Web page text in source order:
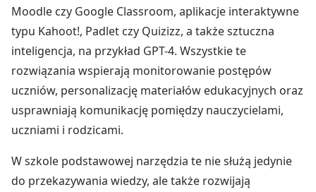
Moodle czy Google Classroom, aplikacje interaktywne
typu Kahoot!, Padlet czy Quizizz, a także sztuczna
inteligencja, na przykład GPT-4. Wszystkie te
rozwiązania wspierają monitorowanie postępów
uczniów, personalizację materiałów edukacyjnych oraz
usprawniają komunikację pomiędzy nauczycielami,
uczniami i rodzicami.
W szkole podstawowej narzędzia te nie służą jedynie
do przekazywania wiedzy, ale także rozwijają